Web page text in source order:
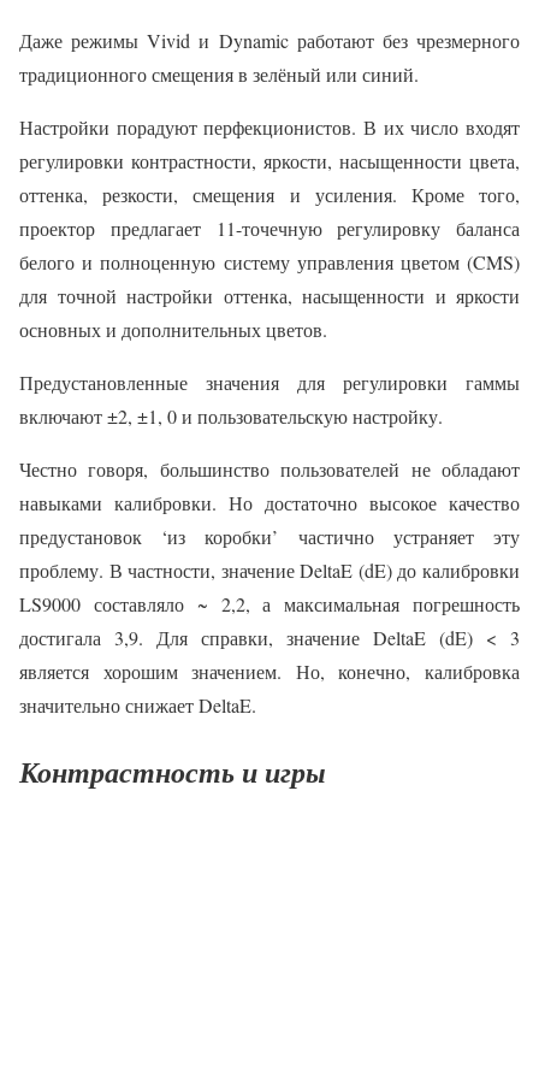
Даже режимы Vivid и Dynamic работают без чрезмерного
традиционного смещения в зелёный или синий.
Настройки порадуют перфекционистов. В их число входят
регулировки контрастности, яркости, насыщенности цвета,
оттенка, резкости, смещения и усиления. Кроме того,
проектор предлагает 11-точечную регулировку баланса
белого и полноценную систему управления цветом (CMS)
для точной настройки оттенка, насыщенности и яркости
основных и дополнительных цветов.
Предустановленные значения для регулировки гаммы
включают ±2, ±1, 0 и пользовательскую настройку.
Честно говоря, большинство пользователей не обладают
навыками калибровки. Но достаточно высокое качество
предустановок ‘из коробки’ частично устраняет эту
проблему. В частности, значение DeltaE (dE) до калибровки
LS9000 составляло ~ 2,2, а максимальная погрешность
достигала 3,9. Для справки, значение DeltaE (dE) < 3
является хорошим значением. Но, конечно, калибровка
значительно снижает DeltaE.
Контрастность и игры